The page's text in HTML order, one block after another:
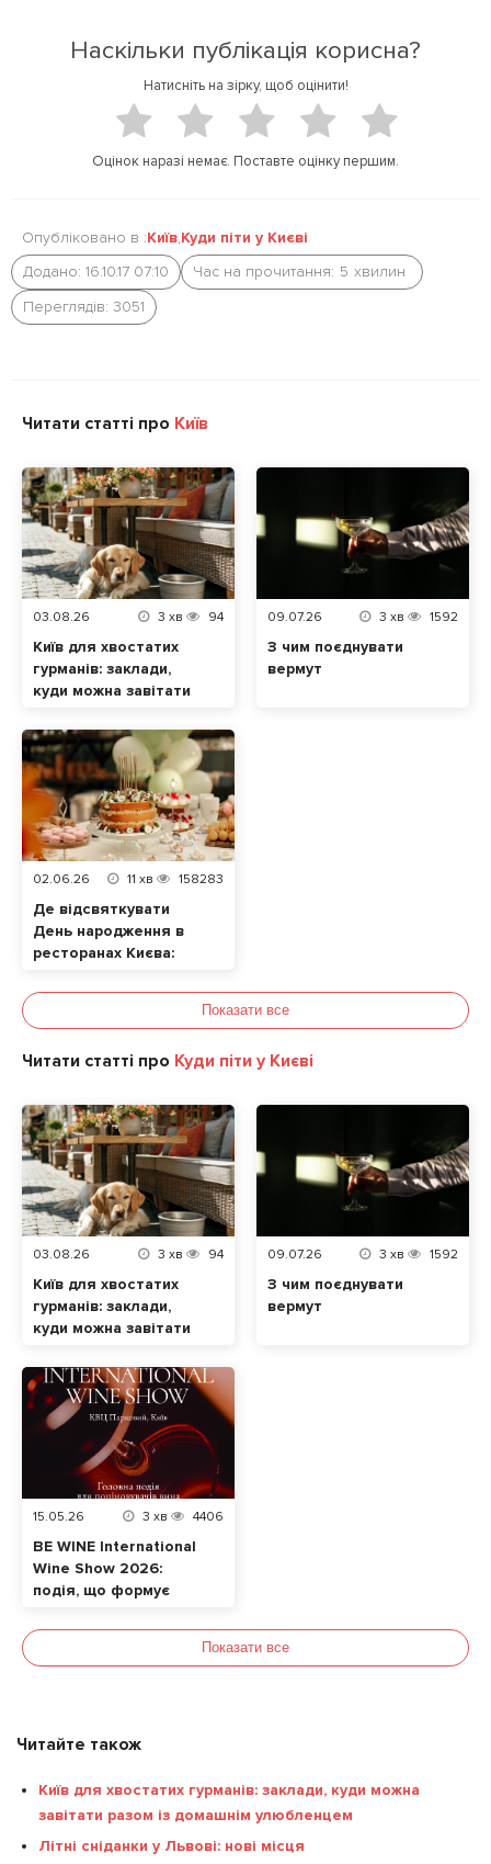
t
b
o
k
Наскільки публікація корисна?
Натисніть на зірку, щоб оцінити!
Оцінок наразі немає. Поставте оцінку першим.
Опубліковано в :Київ,Куди піти у Києві
Додано: 16.10.17 07:10
Час на прочитання: 5 хвилин
Переглядів: 3051
Читати статті про Київ
03.08.26 3 хв 94
Київ для хвостатих
гурманів: заклади,
куди можна завітати
улюбленцем
09.07.26 3 хв 1592
З чим поєднувати
вермут
02.06.26 11 хв 158283
Де відсвяткувати
День народження в
ресторанах Києва:
Показати все
Читати статті про Куди піти у Києві
03.08.26 3 хв 94
Київ для хвостатих
гурманів: заклади,
куди можна завітати
улюбленцем
09.07.26 3 хв 1592
З чим поєднувати
вермут
15.05.26 3 хв 4406
BE WINE International
Wine Show 2026:
подія, що формує
культуру в Україні
Показати все
Читайте також
Київ для хвостатих гурманів: заклади, куди можна
завітати разом із домашнім улюбленцем
Літні сніданки у Львові: нові місця